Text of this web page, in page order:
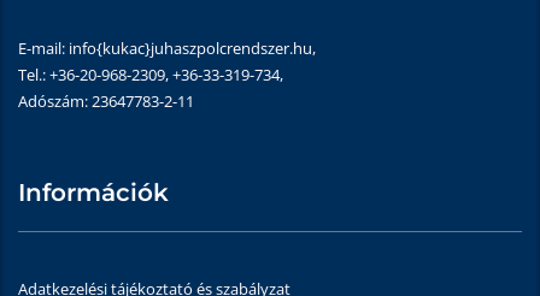
E-mail: info{kukac}juhaszpolcrendszer.hu,
Tel.: +36-20-968-2309, +36-33-319-734,
Adószám: 23647783-2-11
Információk
Adatkezelési tájékoztató és szabályzat